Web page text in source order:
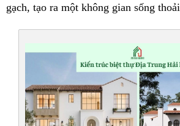
gạch, tạo ra một không gian sống